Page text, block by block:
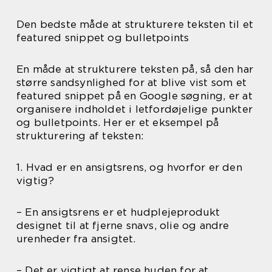
Den bedste måde at strukturere teksten til et
featured snippet og bulletpoints
En måde at strukturere teksten på, så den har
større sandsynlighed for at blive vist som et
featured snippet på en Google søgning, er at
organisere indholdet i letfordøjelige punkter
og bulletpoints. Her er et eksempel på
strukturering af teksten:
1. Hvad er en ansigtsrens, og hvorfor er den
vigtig?
– En ansigtsrens er et hudplejeprodukt
designet til at fjerne snavs, olie og andre
urenheder fra ansigtet.